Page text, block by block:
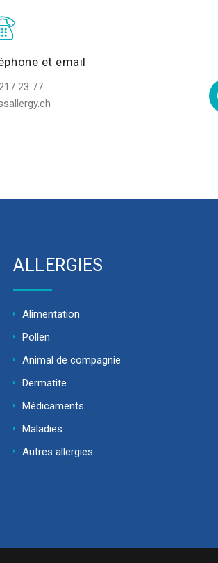
et email
23 77
ALLERGIES
Alimentation
Pollen
Animal de compagnie
Dermatite
Médicaments
Maladies
Autres allergies